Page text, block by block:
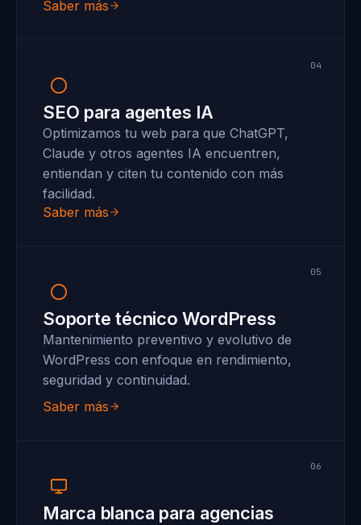
Saber más
04
SEO para agentes IA
Optimizamos tu web para que ChatGPT,
Claude y otros agentes IA encuentren,
entiendan y citen tu contenido con más
facilidad.
Saber más
05
Soporte técnico WordPress
Mantenimiento preventivo y evolutivo de
WordPress con enfoque en rendimiento,
seguridad y continuidad.
Saber más
06
Marca blanca para agencias